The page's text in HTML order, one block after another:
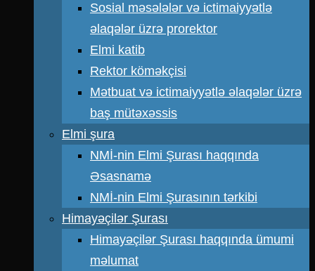
Sosial məsələlər və ictimaiyyətlə
əlaqələr üzrə prorektor
Elmi katib
Rektor köməkçisi
Mətbuat və ictimaiyyətlə əlaqələr üzrə
baş mütəxəssis
Elmi şura
NMİ-nin Elmi Şurası haqqında
Əsasnamə
NMİ-nin Elmi Şurasının tərkibi
Himayəçilər Şurası
Himayəçilər Şurası haqqında ümumi
məlumat